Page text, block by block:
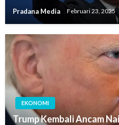
Pradana Media Februari 23, 2025
EKONOMI
Trump Kembali Ancam